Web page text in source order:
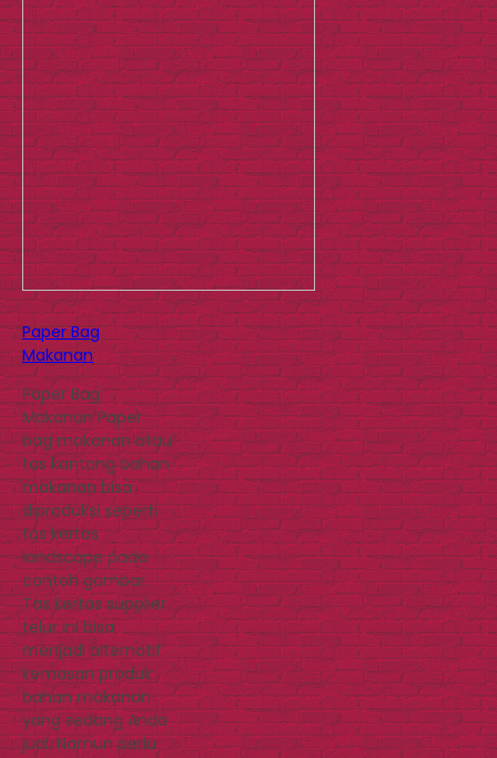
Paper Bag
Makanan
Paper Bag
Makanan Paper
bag makanan atau
tas kantong bahan
makanan bisa
diproduksi seperti
tas kertas
landscape pada
contoh gambar.
Tas kertas supplier
telur ini bisa
menjadi alternatif
kemasan produk
bahan makanan
yang sedang Anda
jual. Namun perlu